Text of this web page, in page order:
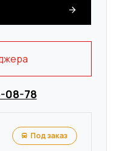
08-78
Под заказ